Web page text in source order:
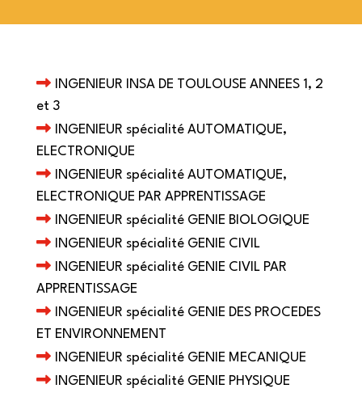
INGENIEUR INSA DE TOULOUSE ANNEES 1, 2
et 3
INGENIEUR spécialité AUTOMATIQUE,
ELECTRONIQUE
INGENIEUR spécialité AUTOMATIQUE,
ELECTRONIQUE PAR APPRENTISSAGE
INGENIEUR spécialité GENIE BIOLOGIQUE
INGENIEUR spécialité GENIE CIVIL
INGENIEUR spécialité GENIE CIVIL PAR
APPRENTISSAGE
INGENIEUR spécialité GENIE DES PROCEDES
ET ENVIRONNEMENT
INGENIEUR spécialité GENIE MECANIQUE
INGENIEUR spécialité GENIE PHYSIQUE